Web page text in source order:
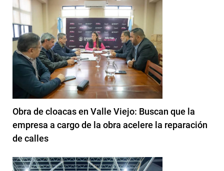
Obra de cloacas en Valle Viejo: Buscan que la
empresa a cargo de la obra acelere la reparación
de calles